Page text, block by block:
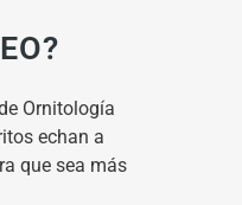
Ornitología
echan a
que sea más